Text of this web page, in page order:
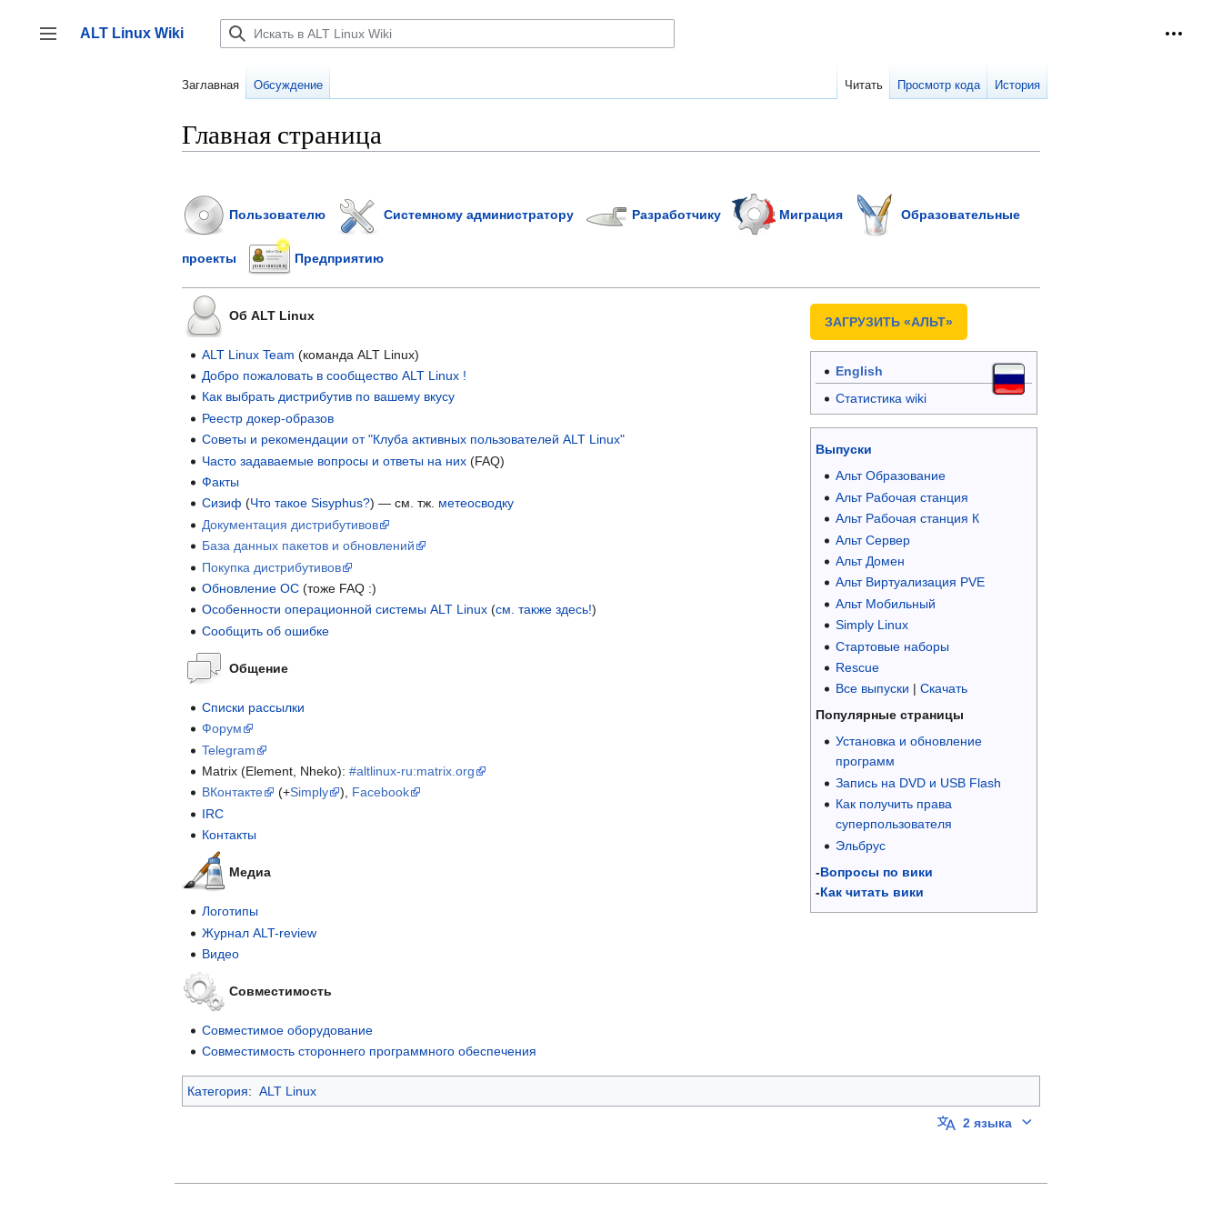
содержанию
Переключить боковую панель
ALT Linux Wiki
Заглавная Обсуждение Читать Просмотр кода История
Главная страница
Пользователю Системному администратору Разработчику Миграция Образовательные
проекты Предприятию
ЗАГРУЗИТЬ «АЛЬТ»
English
Статистика wiki
Выпуски
Альт Образование
Альт Рабочая станция
Альт Рабочая станция К
Альт Сервер
Альт Домен
Альт Виртуализация PVE
Альт Мобильный
Simply Linux
Стартовые наборы
Rescue
Все выпуски |Скачать
Популярные страницы
Установка и обновление
программ
Запись на DVD и USB Flash
Как получить права
суперпользователя
Эльбрус
-Вопросы по вики
-Как читать вики
Об ALT Linux
ALT Linux Team (команда ALT Linux)
Добро пожаловать в сообщество ALT Linux !
Как выбрать дистрибутив по вашему вкусу
Реестр докер-образов
Советы и рекомендации от "Клуба активных пользователей ALT Linux"
Часто задаваемые вопросы и ответы на них (FAQ)
Факты
Сизиф (Что такое Sisyphus?) — см. тж. метеосводку
Документация дистрибутивов
База данных пакетов и обновлений
Покупка дистрибутивов
Обновление ОС (тоже FAQ :)
Особенности операционной системы ALT Linux (см. также здесь!)
Сообщить об ошибке
Общение
Списки рассылки
Форум
Telegram
Matrix (Element, Nheko):#altlinux-ru:matrix.org
ВКонтакте
(+Simply ), Facebook
IRC
Контакты
Медиа
Логотипы
Журнал ALT-review
Видео
Совместимость
Совместимое оборудование
Совместимость стороннего программного обеспечения
Категория: ALT Linux
2 языка collapsed